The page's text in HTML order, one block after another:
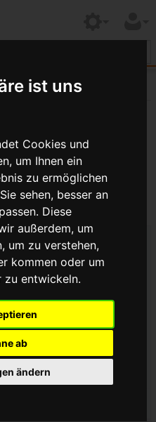
ist uns
Cookies und
um Ihnen ein
zu ermöglichen
sehen, besser an
Diese
außerdem, um
um zu verstehen,
kommen oder um
zu entwickeln.
ab
ändern
zwei Züge, den
einenQuerzug, der die
Hauptzug wird mit dem
fixiert.